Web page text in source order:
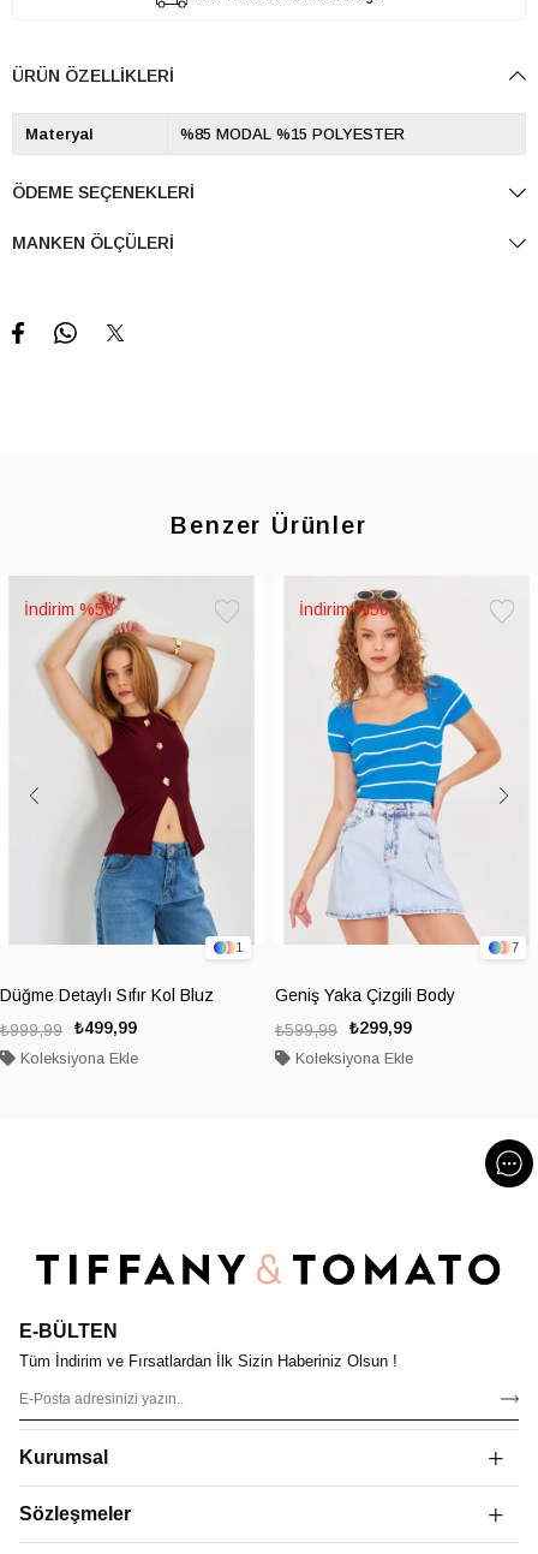
ÜRÜN ÖZELLIKLERI
Materyal %85 MODAL %15 POLYESTER
ÖDEME SEÇENEKLERI
MANKEN ÖLÇÜLERI
Benzer Ürünler
1
Düğme Detaylı Sıfır Kol Bluz
₺499,99
₺999,99
Koleksiyona Ekle
%50
7
Geniş Yaka Çizgili Body
₺299,99
₺599,99
Koleksiyona Ekle
%50
E-BÜLTEN
Tüm İndirim ve Fırsatlardan İlk Sizin Haberiniz Olsun !
Kurumsal
Sözleşmeler